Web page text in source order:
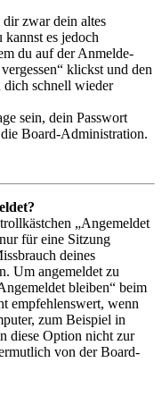
zwar dein altes
es jedoch
du auf der Anmelde-
klickst und den
dich schnell wieder
sein, dein Passwort
Board-Administration.
„Angemeldet
für eine Sitzung
deines
Um angemeldet zu
bleiben“ beim
empfehlenswert, wenn
zum Beispiel in
diese Option nicht zur
von der Board-